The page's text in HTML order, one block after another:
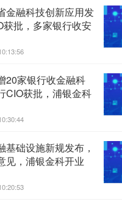
金融科技创新应用发
批，多家银行收安
20家银行收金融科
CIO获批，浦银金科
基础设施新规发布，
见，浦银金科开业